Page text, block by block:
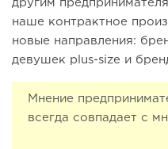
другим
наше контрактное
новые направления:
девушек plus-size и
Мнение
всегда совпадает с